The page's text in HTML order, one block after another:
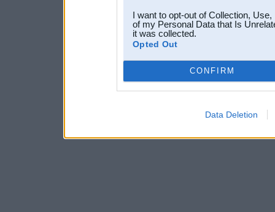
I want to opt-out of Collection,
of my Personal Data that Is
it was collected.
Opted Out
CONFIRM
Data Deletion